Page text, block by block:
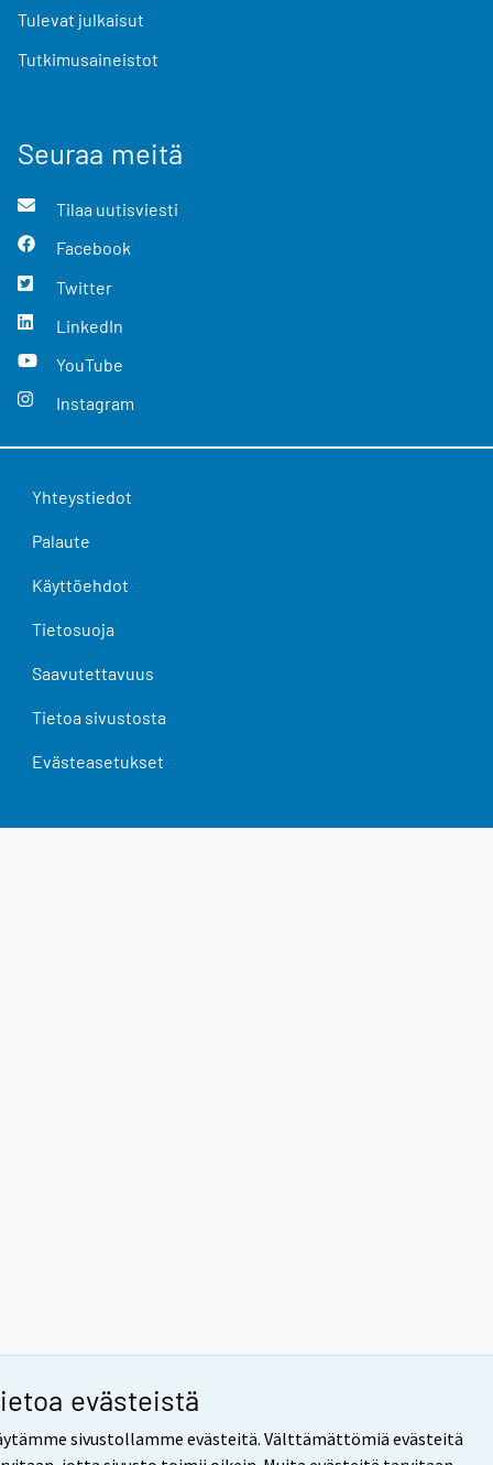
evästeistä
sivustollamme evästeitä. Välttämättömiä evästeitä
Tulevat julkaisut
Tutkimusaineistot
Seuraa meitä
Tilaa uutisviesti
Facebook
Twitter
LinkedIn
YouTube
Instagram
Yhteystiedot
Palaute
Käyttöehdot
Tietosuoja
Saavutettavuus
Tietoa sivustosta
Evästeasetukset